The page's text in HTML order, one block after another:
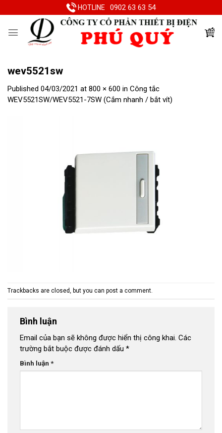
to
HOTLINE 0902 63 63 54
wev5521sw
Published 04/03/2021 at 800 × 600 in Công tắc
WEV5521SW/WEV5521-7SW (Cắm nhanh / bắt vít)
Trackbacks are closed, but you can post a comment.
Bình luận
Email của bạn sẽ không được hiển thị công khai. Các
trường bắt buộc được đánh dấu *
Bình luận *